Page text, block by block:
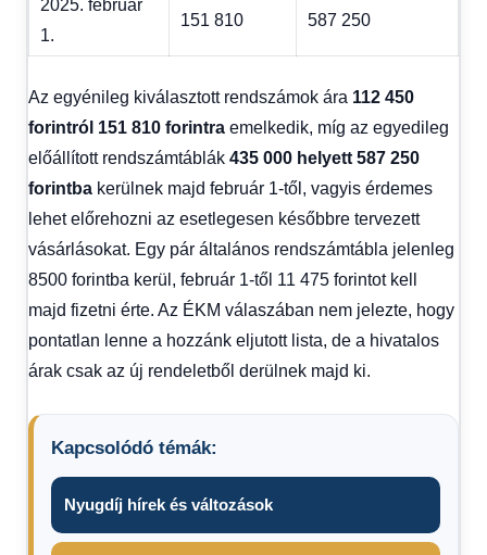
2025. február
1.
151 810 587 250
Az egyénileg kiválasztott rendszámok ára 112 450
forintról 151 810 forintra emelkedik, míg az egyedileg
előállított rendszámtáblák 435 000 helyett 587 250
forintba kerülnek majd február 1-től, vagyis érdemes
lehet előrehozni az esetlegesen későbbre tervezett
vásárlásokat. Egy pár általános rendszámtábla jelenleg
8500 forintba kerül, február 1-től 11 475 forintot kell
majd fizetni érte. Az ÉKM válaszában nem jelezte, hogy
pontatlan lenne a hozzánk eljutott lista, de a hivatalos
árak csak az új rendeletből derülnek majd ki.
Kapcsolódó témák:
Nyugdíj hírek és változások